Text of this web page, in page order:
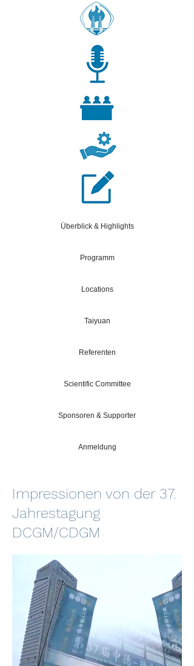
Überblick & Highlights
Programm
Locations
Taiyuan
Referenten
Scientific Committee
Sponsoren & Supporter
Anmeldung
Impressionen von der 37.
Jahrestagung
DCGM/CDGM